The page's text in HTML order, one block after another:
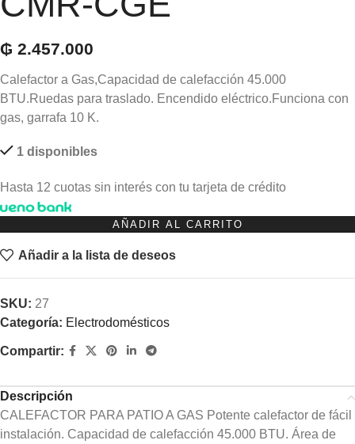
₲ 2.457.000
Calefactor a Gas,Capacidad de calefacción 45.000
BTU.Ruedas para traslado. Encendido eléctrico.Funciona con
gas, garrafa 10 K.
1 disponibles
Hasta 12 cuotas sin interés con tu tarjeta de crédito
AÑADIR AL CARRITO
Añadir a la lista de deseos
SKU: 27
Categoría: Electrodomésticos
Compartir:
Descripción
CALEFACTOR PARA PATIO A GAS Potente calefactor de fácil
instalación. Capacidad de calefacción 45.000 BTU. Área de